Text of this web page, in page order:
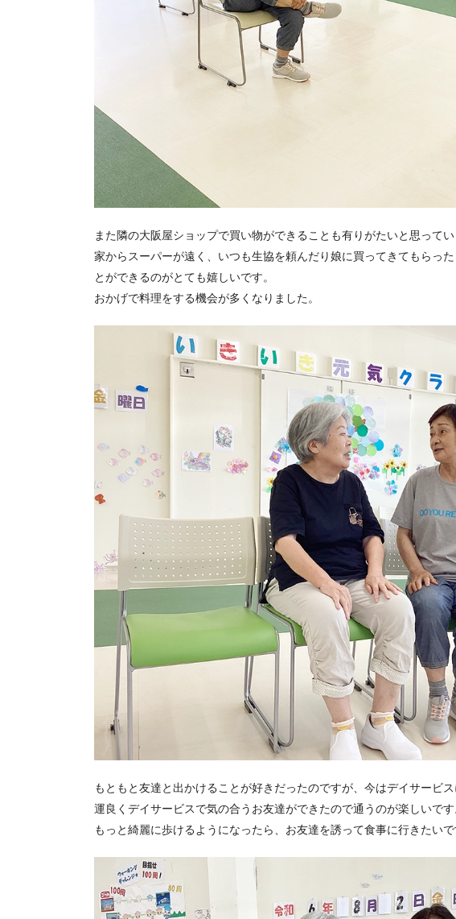
また隣の大阪屋ショップで買い物ができることも有りがたいと思ってい
家からスーパーが遠く、いつも生協を頼んだり娘に買ってきてもらっ
とができるのがとても嬉しいです。
おかげで料理をする機会が多くなりました。
もともと友達と出かけることが好きだったのですが、今はデイサービ
運良くデイサービスで気の合うお友達ができたので通うのが楽しいです
もっと綺麗に歩けるようになったら、お友達を誘って食事に行きたいで